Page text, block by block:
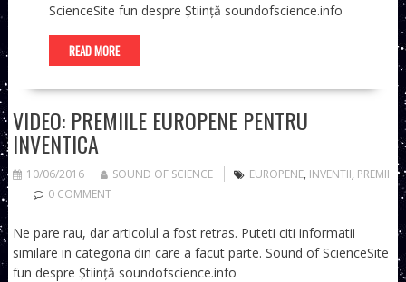
ScienceSite fun despre Știință soundofscience.info
READ MORE
VIDEO: PREMIILE EUROPENE PENTRU
INVENTICA
10/06/2016 SOUND OF SCIENCE EUROPENE, INVENTII, PREMII
0 COMMENT
Ne pare rau, dar articolul a fost retras. Puteti citi informatii
similare in categoria din care a facut parte. Sound of ScienceSite
fun despre Știință soundofscience.info